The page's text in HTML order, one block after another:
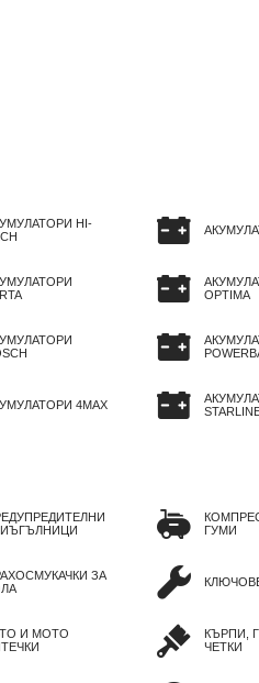
HI-
4MAX
OPTIMA
ЗА
И МОТО
ГУМИ
КЪРПИ,
ЧЕТКИ